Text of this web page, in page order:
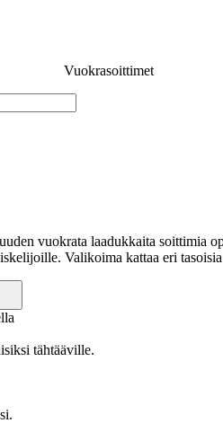
Vuokrasoittimet
vuokrata laadukkaita soittimia
Valikoima kattaa eri
tähtääville.